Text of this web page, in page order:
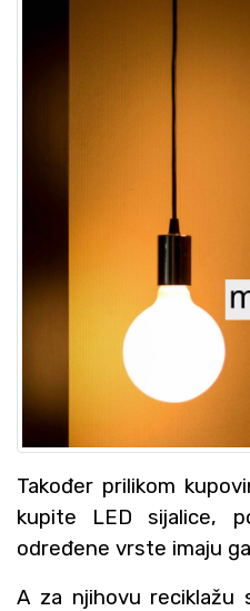
Također prilikom
kupite LED sijalice,
određene vrste imaju
A za njihovu reciklažu